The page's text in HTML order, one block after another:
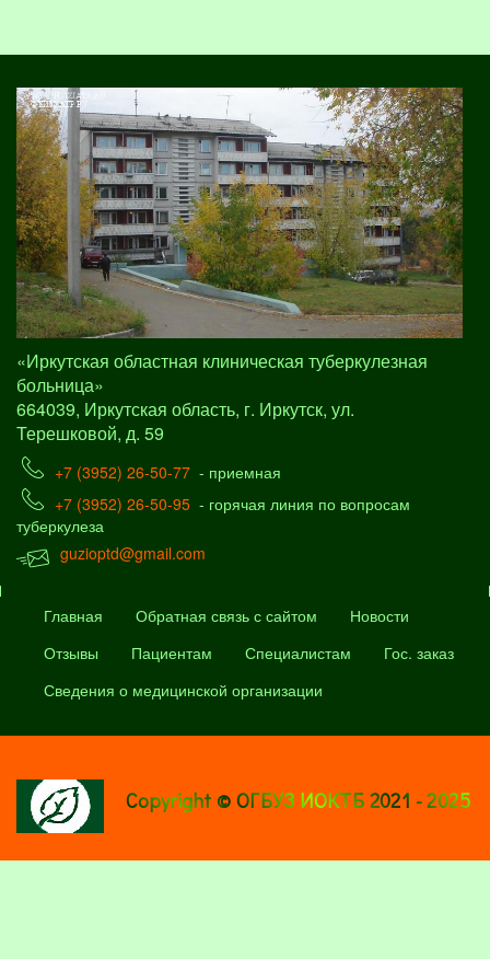
«Иркутская областная клиническая туберкулезная
больница»
664039, Иркутская область, г. Иркутск, ул.
Терешковой, д. 59
+7 (3952) 26-50-77 - приемная
+7 (3952) 26-50-95 - горячая линия по вопросам
туберкулеза
guzioptd@gmail.com
Главная Обратная связь с сайтом
Новости
Отзывы
Пациентам Специалистам
Гос. заказ
Сведения о медицинской организации
Copyright © ОГБУЗ ИОКТБ 2021 - 2025